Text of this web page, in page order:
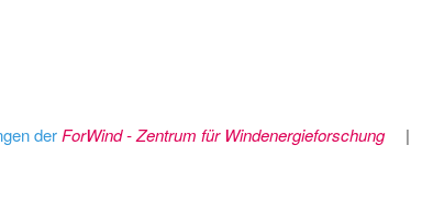
der ForWind - Zentrum für Windenergieforschung
|